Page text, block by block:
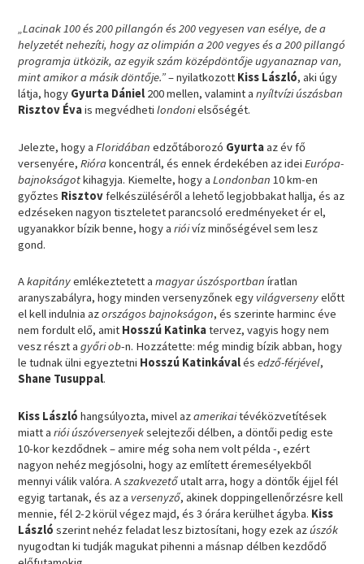
„Lacinak 100 és 200 pillangón és 200 vegyesen van esélye, de a
helyzetét nehezíti, hogy az olimpián a 200 vegyes és a 200 pillangó
programja ütközik, az egyik szám középdöntője ugyanaznap van,
mint amikor a másik döntője.”– nyilatkozott Kiss László, aki úgy
látja, hogy Gyurta Dániel 200 mellen, valamint anyíltvízi úszásban
Risztov Évais megvédhetilondonielsőségét.
Jelezte, hogy aFloridában edzőtáborozó Gyurtaaz év fő
versenyére,Riórakoncentrál, és ennek érdekében az ideiEurópa-
bajnokságotkihagyja. Kiemelte, hogy aLondonban 10 km-en
győztes Risztovfelkészüléséről a lehető legjobbakat hallja, és az
edzéseken nagyon tiszteletet parancsoló eredményeket ér el,
ugyanakkor bízik benne, hogy arióivíz minőségével sem lesz
gond.
Akapitányemlékeztetett amagyar úszósportban íratlan
aranyszabályra, hogy minden versenyzőnek egy világversenyelőtt
el kell indulnia azországos bajnokságon, és szerinte harminc éve
nem fordult elő, amit Hosszú Katinkatervez, vagyis hogy nem
vesz részt agyőri ob-n. Hozzátette: még mindig bízik abban, hogy
le tudnak ülni egyeztetni Hosszú Katinkávalésedző-férjével,
Shane Tusuppal.
Kiss László hangsúlyozta, mivel azamerikaitévéközvetítések
miatt ariói úszóversenyekselejtezői délben, a döntői pedig este
10-kor kezdődnek – amire még soha nem volt példa -, ezért
nagyon nehéz megjósolni, hogy az említett éremesélyekből
mennyi válik valóra. Aszakvezetőutalt arra, hogy a döntők éjjel fél
egyig tartanak, és az a versenyző, akinek doppingellenőrzésre kell
mennie, fél 2-2 körül végez majd, és 3 órára kerülhet ágyba. Kiss
László szerint nehéz feladat lesz biztosítani, hogy ezek azúszók
nyugodtan ki tudják magukat pihenni a másnap délben kezdődő